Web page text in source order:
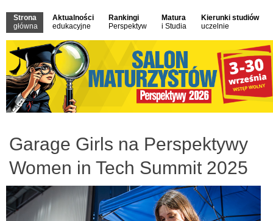
Strona
główna
Aktualności
edukacyjne
Rankingi
Perspektyw
Matura
i Studia
Kierunki studiów
uczelnie
Garage Girls na Perspektywy
Women in Tech Summit 2025